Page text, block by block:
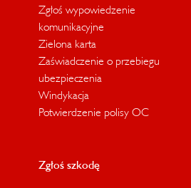
Zgłoś wypowiedzenie
komunikacyjne
Zielona karta
Zaświadczenie o przebiegu
ubezpieczenia
Windykacja
Potwierdzenie polisy OC
Zgłoś szkodę